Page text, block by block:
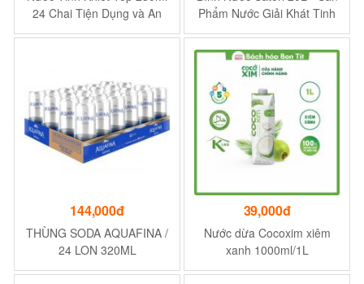
24 Chai Tiện Dụng và An
Toàn Vệ Sinh
Phẩm Nước Giải Khát Tinh
Sạch, An Toàn Vì Sức Khỏe
Người Tiêu Dùng
144,000đ
THÙNG SODA AQUAFINA /
24 LON 320ML
39,000đ
Nước dừa Cocoxim xiêm
xanh 1000ml/1L